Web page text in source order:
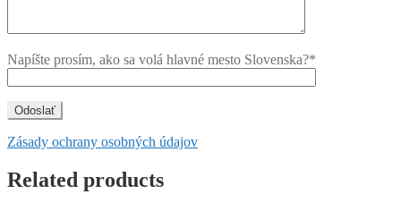
Napíšte prosím, ako sa volá hlavné mesto Slovenska?*
Zásady ochrany osobných údajov
Related products